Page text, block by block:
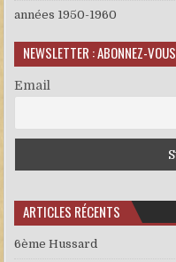
années 1950-1960
NEWSLETTER : ABONNEZ-VOUS
Email
ARTICLES RÉCENTS
6ème Hussard